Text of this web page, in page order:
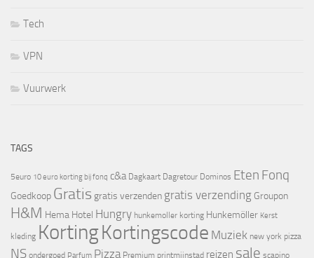
Tech
VPN
Vuurwerk
TAGS
5euro 10 euro korting bij fonq c&a Dagkaart Dagretour Dominos Eten Fonq
Goedkoop Gratis gratis verzenden gratis verzending Groupon
H&M Hema Hotel Hungry hunkemoller korting Hunkemöller Kerst
kleding KortingKortingscode Muziek new york pizza
NS ondergoed Parfum Pizza Premium printmijnstad reizen sale scapino